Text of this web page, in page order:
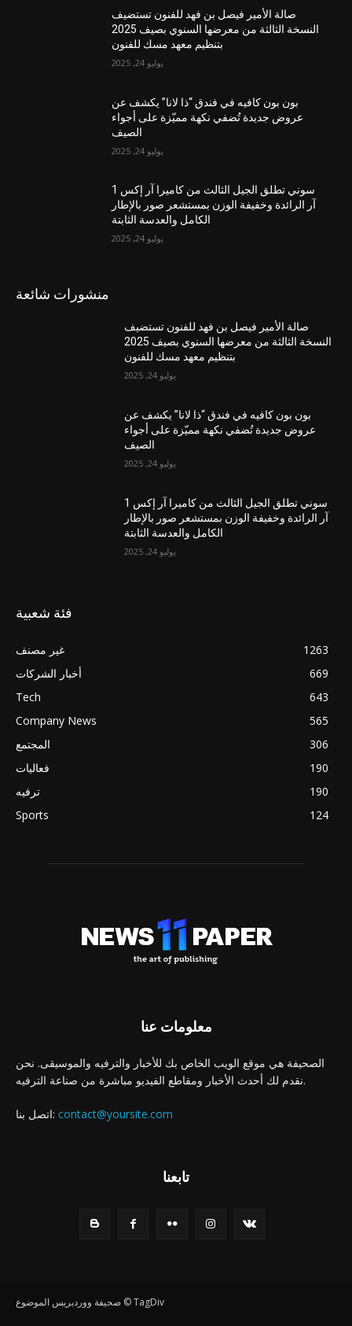
صالة الأمير فيصل بن فهد للفنون تستضيف
النسخة الثالثة من معرضها السنوي بصيف 2025
بتنظيم معهد مسك للفنون
يوليو 24, 2025
بون بون كافيه في فندق “ذا لانا” يكشف عن
عروض جديدة تُضفي نكهة مميّزة على أجواء
الصيف
يوليو 24, 2025
سوني تطلق الجيل الثالث من كاميرا آر إكس 1
آر الرائدة وخفيفة الوزن بمستشعر صور بالإطار
الكامل والعدسة الثابتة
يوليو 24, 2025
منشورات شائعة
صالة الأمير فيصل بن فهد للفنون تستضيف
النسخة الثالثة من معرضها السنوي بصيف 2025
بتنظيم معهد مسك للفنون
يوليو 24, 2025
بون بون كافيه في فندق “ذا لانا” يكشف عن
عروض جديدة تُضفي نكهة مميّزة على أجواء
الصيف
يوليو 24, 2025
سوني تطلق الجيل الثالث من كاميرا آر إكس 1
آر الرائدة وخفيفة الوزن بمستشعر صور بالإطار
الكامل والعدسة الثابتة
يوليو 24, 2025
فئة شعبية
غير مصنف
1263
أخبار الشركات
669
Tech
643
Company News
565
المجتمع
306
فعاليات
190
ترفيه
190
Sports
124
معلومات عنا
الصحيفة هي موقع الويب الخاص بك للأخبار والترفيه والموسيقى. نحن
نقدم لك أحدث الأخبار ومقاطع الفيديو مباشرة من صناعة الترفيه.
اتصل بنا: contact@yoursite.com
تابعنا
صحيفة ووردبريس الموضوع © TagDiv